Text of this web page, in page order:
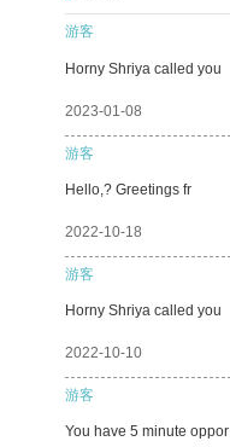
游客
Horny Shriya called you
2023-01-08
游客
Hello,? Greetings fr
2022-10-18
游客
Horny Shriya called you
2022-10-10
游客
You have 5 minute oppor